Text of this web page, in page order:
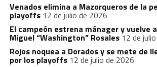
Venados elimina a Mazorqueros de la
playoffs 12 de julio de 2026
El campeón estrena mánager y vuelve
Miguel “Washington” Rosales 12 de
Rojos noquea a Dorados y se mete de
por los playoffs 12 de julio de 2026